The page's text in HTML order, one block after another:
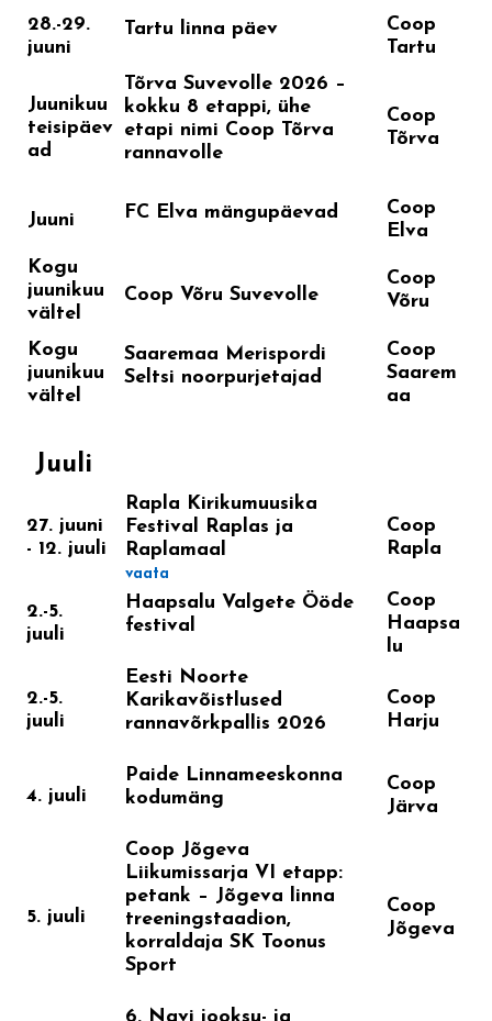
28.-29.
juuni
Tartu linna päev
Coop
Tartu
Juunikuu
teisipäev
ad
Tõrva Suvevolle 2026 –
kokku 8 etappi, ühe
etapi nimi Coop Tõrva
rannavolle
Coop
Tõrva
Juuni FC Elva mängupäevad
Coop
Elva
Kogu
juunikuu
vältel
Coop Võru Suvevolle
Coop
Võru
Kogu
juunikuu
vältel
Saaremaa Merispordi
Seltsi noorpurjetajad
Coop
Saarem
aa
Juuli
27. juuni
- 12. juuli
Rapla Kirikumuusika
Festival Raplas ja
Raplamaal
vaata
Coop
Rapla
2.-5.
juuli
Haapsalu Valgete Ööde
festival
Coop
Haapsa
lu
2.-5.
juuli
Eesti Noorte
Karikavõistlused
rannavõrkpallis 2026
Coop
Harju
4. juuli
Paide Linnameeskonna
kodumäng
Coop
Järva
5. juuli
Coop Jõgeva
Liikumissarja VI etapp:
petank – Jõgeva linna
treeningstaadion,
korraldaja SK Toonus
Sport
Coop
Jõgeva